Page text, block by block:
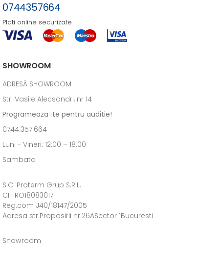
0744357664
Plati online securizate
SHOWROOM
ADRESĂ SHOWROOM
Str. Vasile Alecsandri, nr 14
Programeaza-te pentru auditie!
0744.357.664
Luni - Vineri: 12:00 – 18.00
Sambata
S.C. Proterm Grup S.R.L.
CIF RO18083017
Reg.com J40/18147/2005
Adresa str.Propasirii nr.26ASector 1Bucuresti
Showroom